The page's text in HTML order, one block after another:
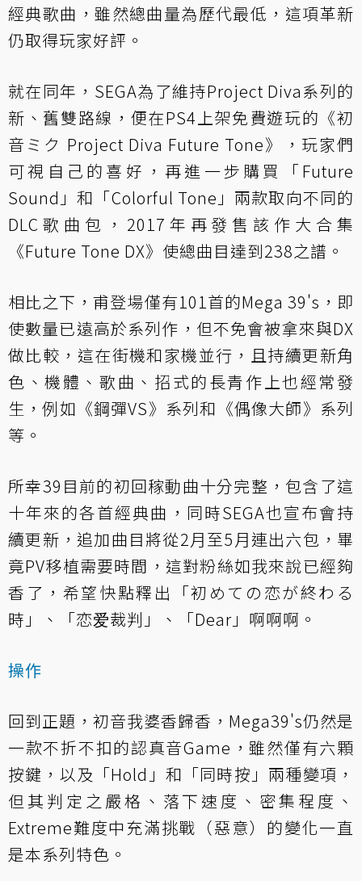
經典歌曲，雖然總曲量為歷代最低，這項革新
仍取得玩家好評。
就在同年，SEGA為了維持Project Diva系列的
新、舊雙路線，便在PS4上架免費遊玩的《初
音ミク Project Diva Future Tone》，玩家們
可視自己的喜好，再進一步購買「Future
Sound」和「Colorful Tone」兩款取向不同的
DLC歌曲包，2017年再發售該作大合集
《Future Tone DX》使總曲目達到238之譜。
相比之下，甫登場僅有101首的Mega 39's，即
使數量已遠高於系列作，但不免會被拿來與DX
做比較，這在街機和家機並行，且持續更新角
色、機體、歌曲、招式的長青作上也經常發
生，例如《鋼彈VS》系列和《偶像大師》系列
等。
所幸39目前的初回稼動曲十分完整，包含了這
十年來的各首經典曲，同時SEGA也宣布會持
續更新，追加曲目將從2月至5月連出六包，畢
竟PV移植需要時間，這對粉絲如我來說已經夠
香了，希望快點釋出「初めての恋が終わる
時」、「恋爱裁判」、「Dear」啊啊啊。
操作
回到正題，初音我婆香歸香，Mega39's仍然是
一款不折不扣的認真音Game，雖然僅有六顆
按鍵，以及「Hold」和「同時按」兩種變項，
但其判定之嚴格、落下速度、密集程度、
Extreme難度中充滿挑戰（惡意）的變化一直
是本系列特色。